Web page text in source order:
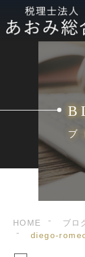
ブ
HOME
ブロ
diego-